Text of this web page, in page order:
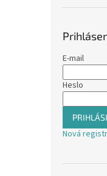
E-mail
Heslo
Nová